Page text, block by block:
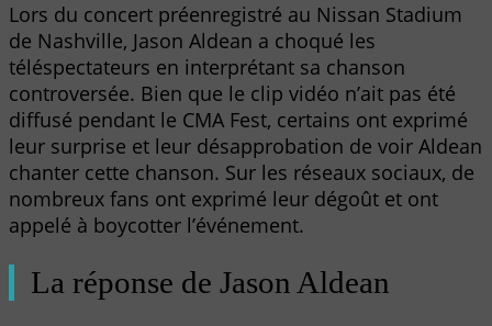
Lors du concert préenregistré au Nissan Stadium
de Nashville, Jason Aldean a choqué les
téléspectateurs en interprétant sa chanson
controversée. Bien que le clip vidéo n’ait pas été
diffusé pendant le CMA Fest, certains ont exprimé
leur surprise et leur désapprobation de voir Aldean
chanter cette chanson. Sur les réseaux sociaux, de
nombreux fans ont exprimé leur dégoût et ont
appelé à boycotter l’événement.
La réponse de Jason Aldean